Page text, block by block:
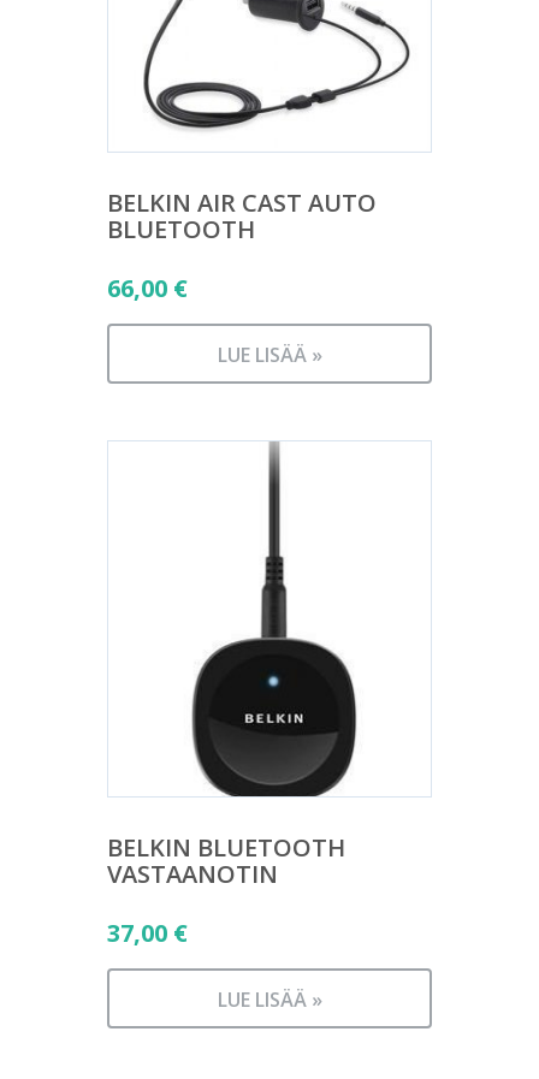
BELKIN AIR CAST AUTO
BLUETOOTH
66,00 €
LUE LISÄÄ »
BELKIN BLUETOOTH
VASTAANOTIN
37,00 €
LUE LISÄÄ »